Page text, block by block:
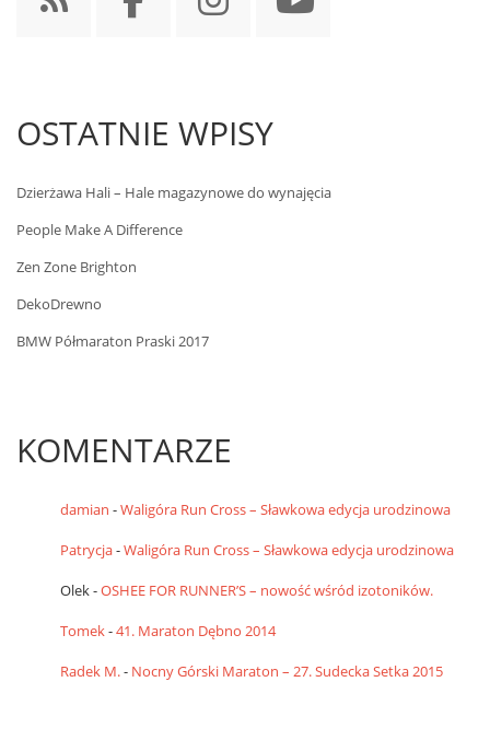
OSTATNIE WPISY
Dzierżawa Hali – Hale magazynowe do wynajęcia
People Make A Difference
Zen Zone Brighton
DekoDrewno
BMW Półmaraton Praski 2017
KOMENTARZE
damian -Waligóra Run Cross – Sławkowa edycja urodzinowa
Patrycja-Waligóra Run Cross – Sławkowa edycja urodzinowa
Olek-OSHEE FOR RUNNER’S – nowość wśród izotoników.
Tomek-41. Maraton Dębno 2014
Radek M.- Nocny Górski Maraton – 27. Sudecka Setka 2015